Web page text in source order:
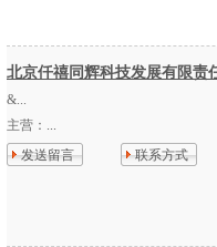
北京仟禧同辉科技发展有限责
&...
主营： ...
发送留言
联系方式